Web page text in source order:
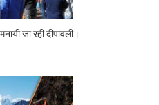
जा रही दीपावली।